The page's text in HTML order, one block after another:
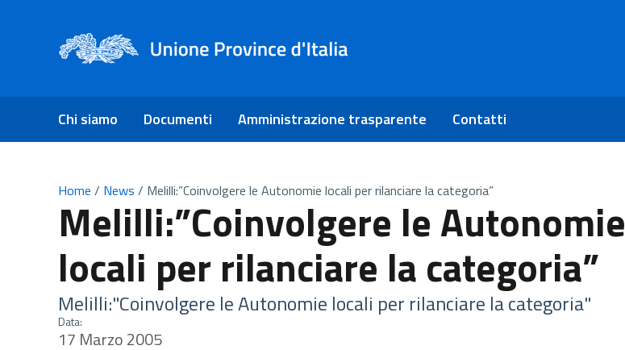
Chi siamo Documenti Amministrazione trasparente Contatti
Home / News / Melilli:”Coinvolgere le Autonomie locali per rilanciare la categoria”
Melilli:”Coinvolgere le Autonomie
locali per rilanciare la categoria”
Melilli:"Coinvolgere le Autonomie locali per rilanciare la categoria"
Data:
17 Marzo 2005